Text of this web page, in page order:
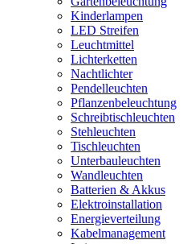
Kinderlampen
LED Streifen
Leuchtmittel
Lichterketten
Nachtlichter
Pendelleuchten
Pflanzenbeleuchtung
Schreibtischleuchten
Stehleuchten
Tischleuchten
Unterbauleuchten
Wandleuchten
Batterien & Akkus
Elektroinstallation
Energieverteilung
Kabelmanagement